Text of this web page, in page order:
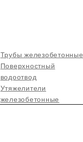
Трубы железобетонные
Поверхностный
водоотвод
Утяжелители
железобетонные